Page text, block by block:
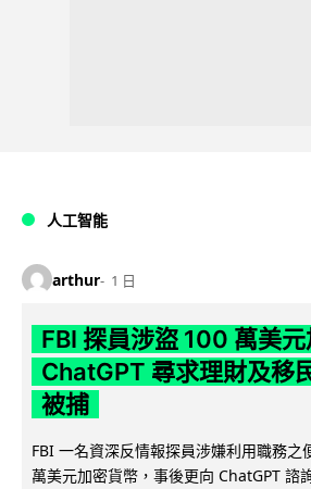
人工智能
arthur 1 日
FBI 探員涉盜 100 萬美
ChatGPT 尋求理財及移
被捕
FBI 一名資深反情報探員涉嫌利用職務之
萬美元加密貨幣，事後更向 ChatGPT 諮